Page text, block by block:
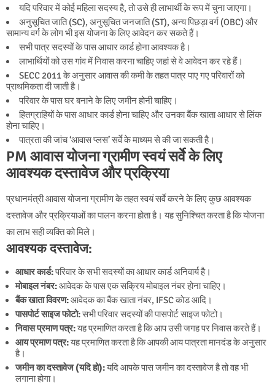
यदि परिवार में कोई महिला सदस्य है, तो उसे ही लाभार्थी के रूप में चुना जाएगा।
अनुसूचित जाति (SC), अनुसूचित जनजाति (ST), अन्य पिछड़ा वर्ग (OBC) और
सामान्य वर्ग के लोग भी इस योजना के लिए आवेदन कर सकते हैं।
सभी पात्र सदस्यों के पास आधार कार्ड होना आवश्यक है।
लाभार्थियों को उस गांव में निवास करना चाहिए जहां से वे आवेदन कर रहे हैं।
SECC 2011 के अनुसार आवास की कमी के तहत पात्र पाए गए परिवारों को
प्राथमिकता दी जाती है।
परिवार के पास घर बनाने के लिए जमीन होनी चाहिए।
हितग्राहियों के पास आधार कार्ड होना चाहिए और उनका बैंक खाता आधार से लिंक
होना चाहिए।
पात्रता की जांच ‘आवास प्लस’ सर्वे के माध्यम से की जा सकती है।
PM आवास योजना ग्रामीण स्वयं सर्वे के लिए
आवश्यक दस्तावेज और प्रक्रिया
प्रधानमंत्री आवास योजना ग्रामीण के तहत स्वयं सर्वे करने के लिए कुछ आवश्यक
दस्तावेज और प्रक्रियाओं का पालन करना होता है। यह सुनिश्चित करता है कि योजना
का लाभ सही व्यक्ति को मिले।
आवश्यक दस्तावेज:
आधार कार्ड:परिवार के सभी सदस्यों का आधार कार्ड अनिवार्य है।
मोबाइल नंबर:आवेदक के पास एक सक्रिय मोबाइल नंबर होना चाहिए।
बैंक खाता विवरण:आवेदक का बैंक खाता नंबर, IFSC कोड आदि।
पासपोर्ट साइज फोटो:सभी परिवार सदस्यों की पासपोर्ट साइज फोटो।
निवास प्रमाण पत्र:यह प्रमाणित करता है कि आप उसी जगह पर निवास करते हैं।
आय प्रमाण पत्र:यह प्रमाणित करता है कि आपकी आय पात्रता मानदंड के अनुसार
है।
जमीन का दस्तावेज (यदि हो):यदि आपके पास जमीन का दस्तावेज है तो वह भी
लगाना होगा।